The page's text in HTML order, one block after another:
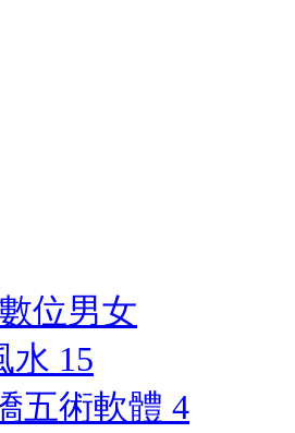
位男女
水 15
五術軟體 4